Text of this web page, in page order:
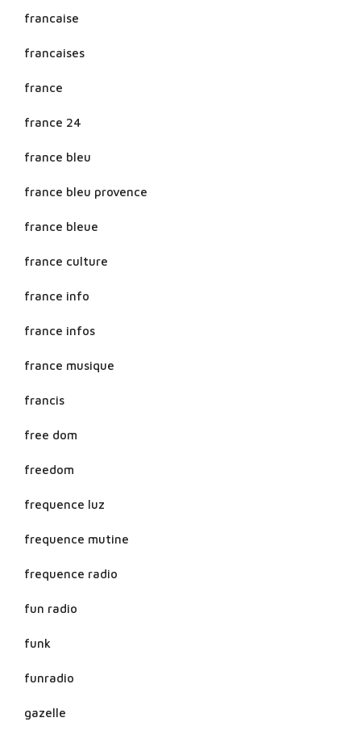
francaise
francaises
france
france 24
france bleu
france bleu provence
france bleue
france culture
france info
france infos
france musique
francis
free dom
freedom
frequence luz
frequence mutine
frequence radio
fun radio
funk
funradio
gazelle